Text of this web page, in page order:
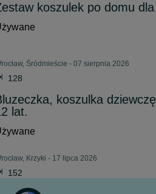
koszulek po domu
Śródmieście - 07 sierpnia 2026
128
koszulka
lat.
Krzyki - 17 lipca 2026
152